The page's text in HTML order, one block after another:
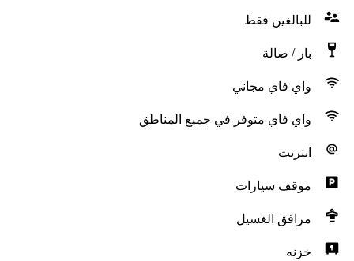
للبالغين فقط
بار / صالة
واي فاي مجاني
واي فاي متوفر في جميع المناطق
انترنت
موقف سيارات
مرافق الغسيل
خزنه